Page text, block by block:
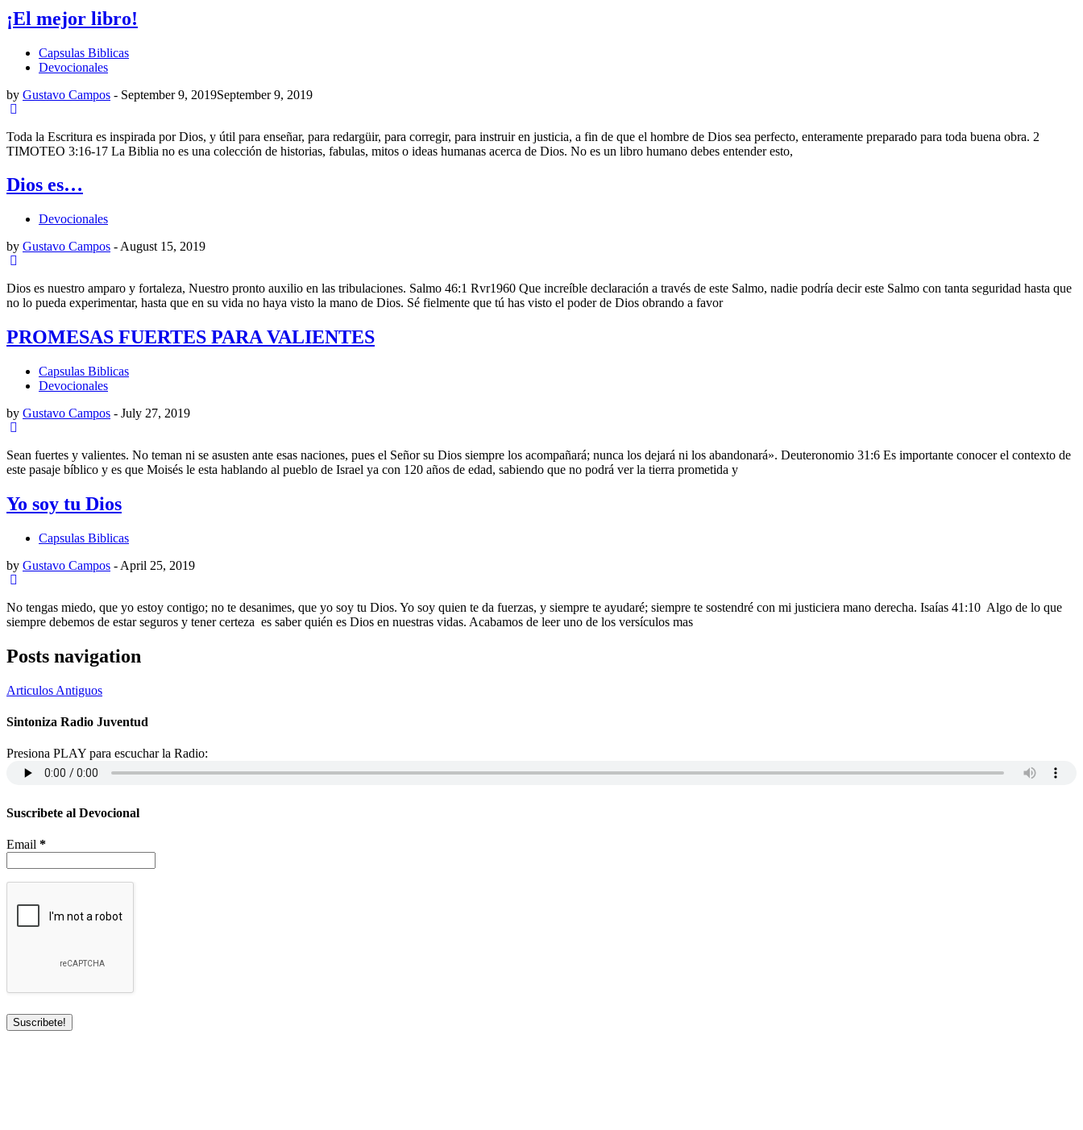
¡El mejor libro!
Capsulas Biblicas
Devocionales
by Gustavo Campos - September 9, 2019September 9, 2019
Toda la Escritura es inspirada por Dios, y útil para enseñar, para redargüir, para corregir, para instruir en justicia, a fin de que el hombre de Dios sea perfecto, enteramente preparado para toda buena obra. 2
TIMOTEO 3:16-17 La Biblia no es una colección de historias, fabulas, mitos o ideas humanas acerca de Dios. No es un libro humano debes entender esto,
Dios es…
Devocionales
by Gustavo Campos - August 15, 2019
Dios es nuestro amparo y fortaleza, Nuestro pronto auxilio en las tribulaciones. Salmo 46:1 Rvr1960 Que increíble declaración a través de este Salmo, nadie podría decir este Salmo con tanta seguridad hasta que
no lo pueda experimentar, hasta que en su vida no haya visto la mano de Dios. Sé fielmente que tú has visto el poder de Dios obrando a favor
PROMESAS FUERTES PARA VALIENTES
Capsulas Biblicas
Devocionales
by Gustavo Campos - July 27, 2019
Sean fuertes y valientes. No teman ni se asusten ante esas naciones, pues el Señor su Dios siempre los acompañará; nunca los dejará ni los abandonará». Deuteronomio 31:6 Es importante conocer el contexto de
este pasaje bíblico y es que Moisés le esta hablando al pueblo de Israel ya con 120 años de edad, sabiendo que no podrá ver la tierra prometida y
Yo soy tu Dios
Capsulas Biblicas
by Gustavo Campos - April 25, 2019
No tengas miedo, que yo estoy contigo; no te desanimes, que yo soy tu Dios. Yo soy quien te da fuerzas, y siempre te ayudaré; siempre te sostendré con mi justiciera mano derecha. Isaías 41:10 Algo de lo que
siempre debemos de estar seguros y tener certeza es saber quién es Dios en nuestras vidas. Acabamos de leer uno de los versículos mas
Posts navigation
Articulos Antiguos
Sintoniza Radio Juventud
Presiona PLAY para escuchar la Radio:
Suscribete al Devocional
Email *